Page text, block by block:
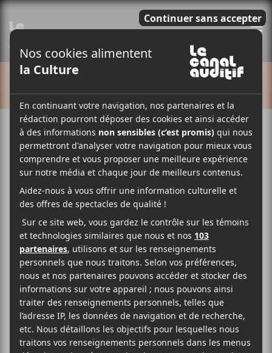
Cet évènement est passé.
Täbï Yösha : Série Libre
2024-02-15 @ 20:00-22:30GRATUIT
Dans le cadre des concerts Série Libre, Täbï Yösha
présentera un concert gratuit au Studio TD le 15
février prochain dès 20h. Premier arrivé, premier
servi.